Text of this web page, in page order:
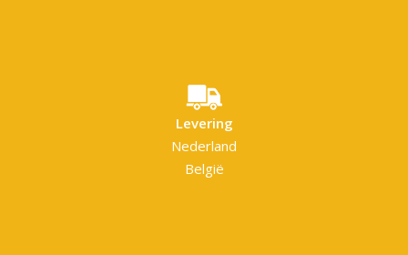
Levering
Nederland
België